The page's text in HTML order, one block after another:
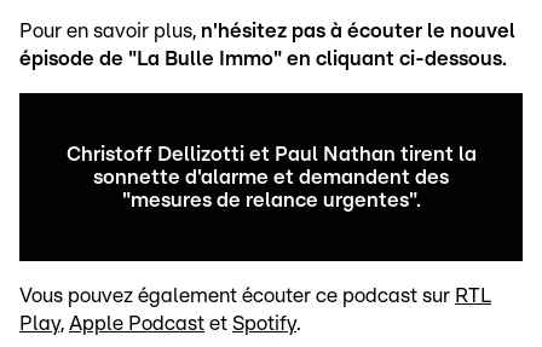
Pour en savoir plus, n'hésitez pas à écouter le nouvel
épisode de "La Bulle Immo" en cliquant ci-dessous.
Christoff Dellizotti et Paul Nathan tirent la
sonnette d'alarme et demandent des
"mesures de relance urgentes".
Vous pouvez également écouter ce podcast sur RTL
Play, Apple Podcast et Spotify.